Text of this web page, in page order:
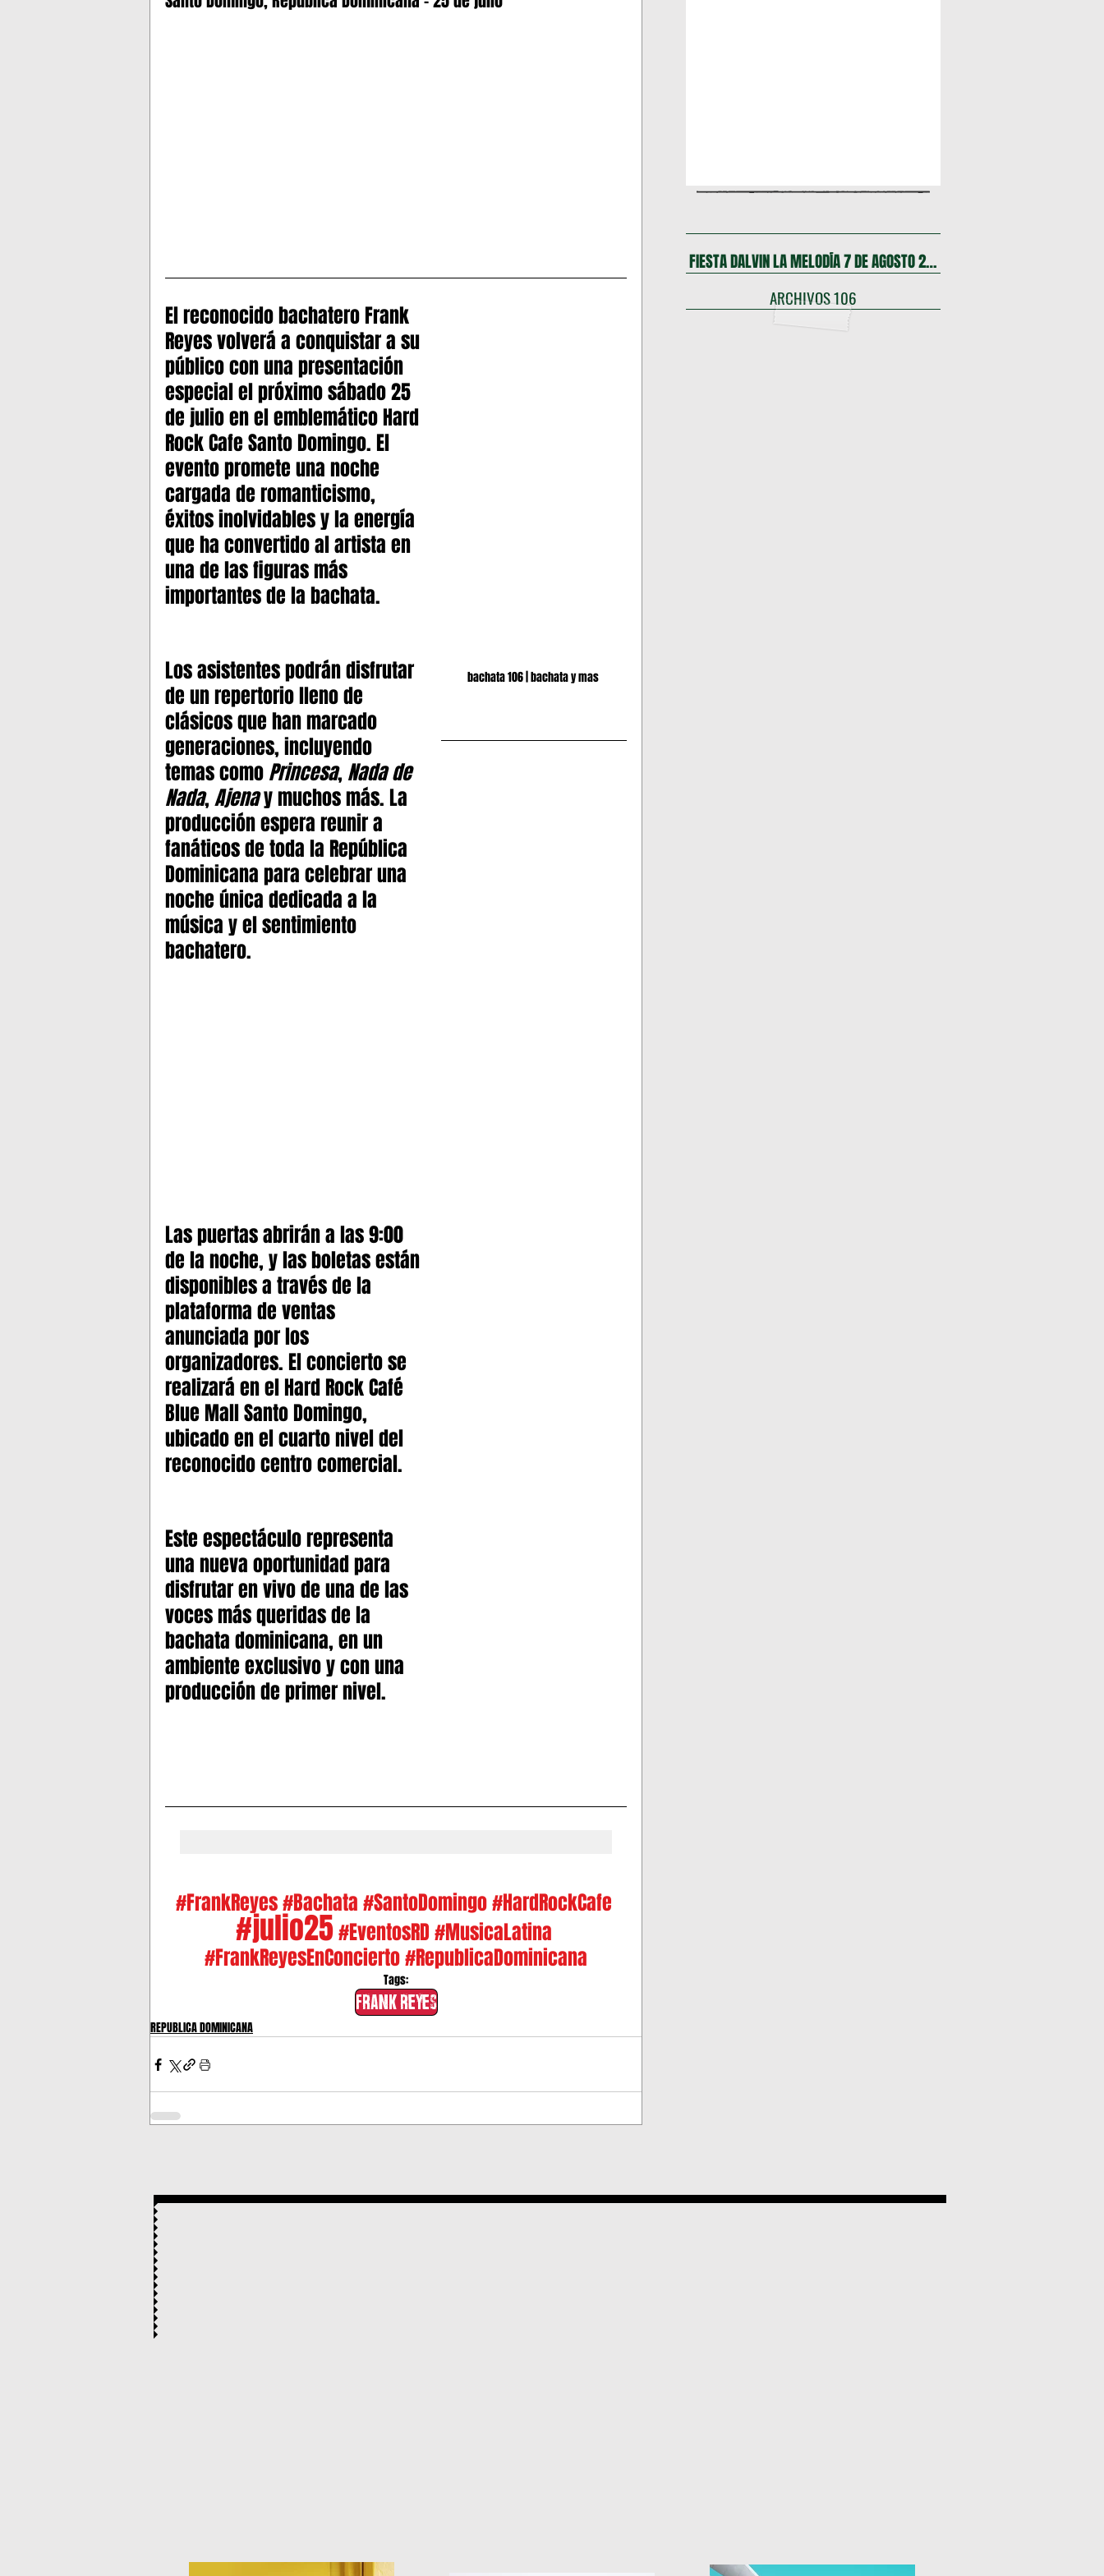
PUERTO RICO EVENTOS CHARLOTTE Massachusetts
PENNSYLVANIA COLOMBIA NEBRASKA California
RHODE ISLAND OHIO NOTICIAS DE NUEVA YORK
MADISON SQUARE GARDEN Merengue
El reconocido bachatero Frank
Reyes volverá a conquistar a su
público con una presentación
especial el próximo sábado 25
de julio en el emblemático Hard
Rock Cafe Santo Domingo. El
evento promete una noche
cargada de romanticismo,
éxitos inolvidables y la energía
que ha convertido al artista en
una de las figuras más
importantes de la bachata.
Los asistentes podrán disfrutar
de un repertorio lleno de
clásicos que han marcado
generaciones, incluyendo
temas como Princesa, Nada de
Nada, Ajena y muchos más. La
producción espera reunir a
fanáticos de toda la República
Dominicana para celebrar una
noche única dedicada a la
música y el sentimiento
bachatero.
Las puertas abrirán a las 9:00
de la noche, y las boletas están
disponibles a través de la
plataforma de ventas
anunciada por los
organizadores. El concierto se
realizará en el Hard Rock Café
Blue Mall Santo Domingo,
ubicado en el cuarto nivel del
reconocido centro comercial.
Este espectáculo representa
una nueva oportunidad para
disfrutar en vivo de una de las
voces más queridas de la
bachata dominicana, en un
ambiente exclusivo y con una
producción de primer nivel.
bachata 106 | bachata y mas
#FrankReyes#Bachata #SantoDomingo#HardRockCafe
#julio25#EventosRD #MusicaLatina
#FrankReyesEnConcierto#RepublicaDominicana
Tags:
Frank Reyes
REPUBLICA DOMINICANA
FIESTA DALVIN LA MELODÍA 7 DE AGOSTO 2026
ARCHIVOS 106